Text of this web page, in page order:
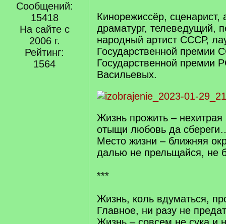
Сообщений:
15418
На сайте с
2006 г.
Рейтинг:
1564
Кинорежиссёр, сценарист,
драматург, телеведущий,
народный артист СССР,
Государственной премии
Государственной премии
Васильевых.
Жизнь прожить – нехитрая
отыщи любовь да
Место жизни – ближняя
далью не прельщайся, не
***
Жизнь, коль вдуматься,
Главное, ни разу не